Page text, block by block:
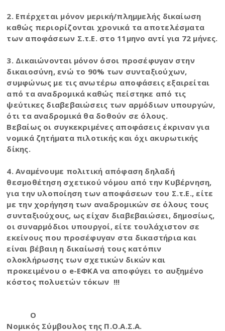
2. Επέρχεται μόνον μερική/πλημμελής δικαίωση
καθώς περιορίζονται χρονικά τα αποτελέσματα
των αποφάσεων Σ.τ.Ε. στο 11μηνο αντί για 72 μήνες.
3. Δικαιώνονται μόνον όσοι προσέφυγαν στην
δικαιοσύνη, ενώ το 90% των συνταξιούχων,
συμφώνως με τις ανωτέρω αποφάσεις εξαιρείται
από τα αναδρομικά καθώς πείστηκε από τις
ψεύτικες διαβεβαιώσεις των αρμόδιων υπουργών,
ότι τα αναδρομικά θα δοθούν σε όλους.
Βεβαίως οι συγκεκριμένες αποφάσεις έκριναν για
νομικά ζητήματα πιλοτικής και όχι ακυρωτικής
δίκης.
4. Αναμένουμε πολιτική απόφαση δηλαδή
θεσμοθέτηση σχετικού νόμου από την Κυβέρνηση,
για την υλοποίηση των αποφάσεων του Σ.τ.Ε., είτε
με την χορήγηση των αναδρομικών σε όλους τους
συνταξιούχους, ως είχαν διαβεβαιώσει, δημοσίως,
οι συναρμόδιοι υπουργοί, είτε τουλάχιστον σε
εκείνους που προσέφυγαν στα δικαστήρια και
είναι βέβαιη η δικαίωσή τους κατόπιν
ολοκλήρωσης των σχετικών δικών και
προκειμένου ο e-ΕΦΚΑ να αποφύγει το αυξημένο
κόστος πολυετών τόκων !!!
Ο
Νομικός Σύμβουλος της Π.Ο.Α.Σ.Α.